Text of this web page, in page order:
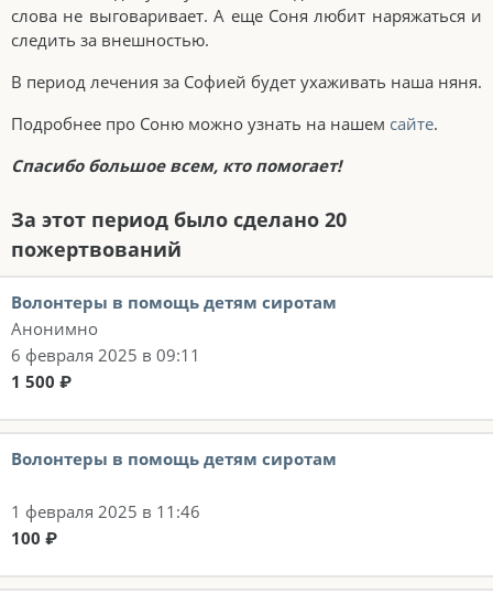
слова не выговаривает. А еще Соня любит наряжаться и
следить за внешностью.
В период лечения за Софией будет ухаживать наша няня.
Подробнее про Соню можно узнать на нашем сайте.
Спасибо большое всем, кто помогает!
За этот период было сделано 20
пожертвований
Волонтеры в помощь детям сиротам
Анонимно
6 февраля 2025 в 09:11
1 500 ₽
Волонтеры в помощь детям сиротам
1 февраля 2025 в 11:46
100 ₽